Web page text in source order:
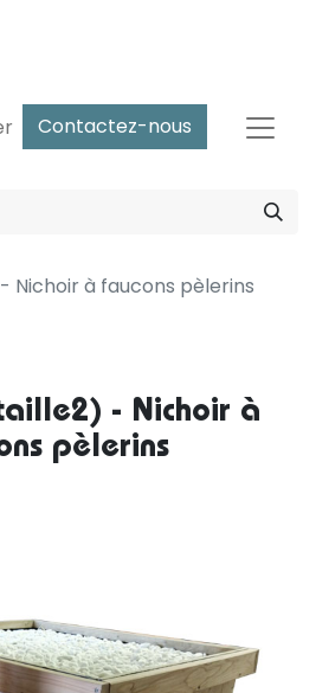
Contactez-nous
Nichoir à faucons pèlerins
- Nichoir à
pèlerins